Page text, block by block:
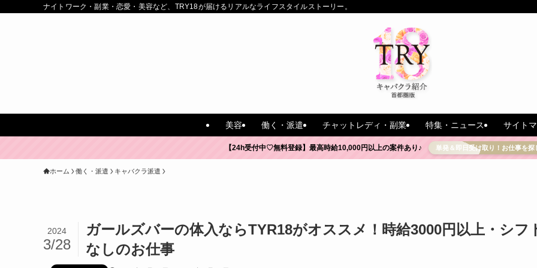
ナイトワーク・副業・恋愛・美容など、TRY18が届けるリアルなライフスタイルストーリー。
美容 働く・派遣 チャットレディ・副業 特集・ニュース サイト
【24h受付中♡無料登録】最高時給10,000円以上の案件あり♪ 単発＆即日受け取り！お仕事を
ホーム 働く・派遣 キャバクラ派遣
ガールズバーの体入ならTYR18がオススメ！時給3000円以上・シフ
なしのお仕事
2024
3/28